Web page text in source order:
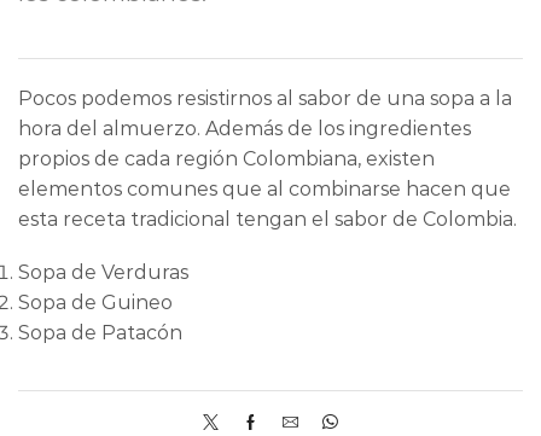
Pocos podemos resistirnos al sabor de una sopa a la
hora del almuerzo. Además de los ingredientes
propios de cada región Colombiana, existen
elementos comunes que al combinarse hacen que
esta receta tradicional tengan el sabor de Colombia.
Sopa de Verduras
Sopa de Guineo
Sopa de Patacón